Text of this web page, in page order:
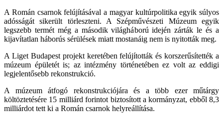
A Román csarnok felújításával a magyar kultúrpolitika egyik súlyos
adósságát sikerült törleszteni. A Szépművészeti Múzeum egyik
legszebb termét még a második világháború idején zárták le és a
kijavítatlan háborús sérülések miatt mostanáig nem is nyitották meg.
A Liget Budapest projekt keretében felújították és korszerűsítették a
múzeum épületét is; az intézmény történetében ez volt az eddigi
legjelentősebb rekonstrukció.
A múzeum átfogó rekonstrukciójára és a több ezer műtárgy
költöztetésére 15 milliárd forintot biztosított a kormányzat, ebből 8,3
milliárdot tett ki a Román csarnok helyreállítása.